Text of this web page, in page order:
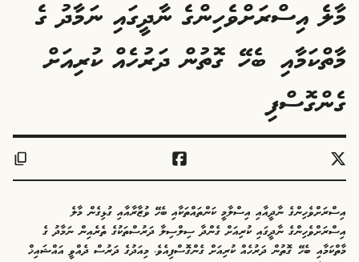
މާލެ އިސްރަށްވެހިންގެ ނާދީގައި ނަމާދު ގެ
މާތްކަމާއި ބެހޭ ގޮތުން ދަރުހެއް ކުރިއަށް
ގެންގޮސްފި
އިސްރަށްވެހިންގެ ނާދީއާއި އިސްލާމީ ކަންތައްތަކާއި ބެހޭ ވުޒާރާއާއި ގުޅިގެން މާލެ
އިސްރަށްވެހިންގެ ނާދީގައި ކުރިއަށް ގެންދާ ސިލްސިލާ ދަރުސްތަކުގެ ތެރެއިން ނަމާދު ގެ
މާތްކަމާއި ބެހޭ ގޮތުން ދަރުހެއް ކުރިއަށް ގެންގޮސްފިއެވެ. މިއަދުގެ ދަރުސް ދެއްވީ އައްޝައިޚް